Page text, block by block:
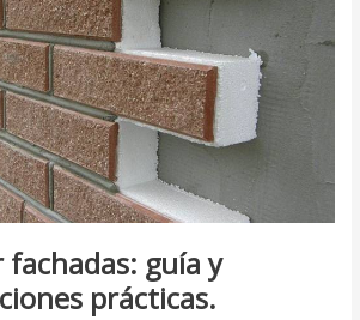
fachadas: guía y
prácticas.